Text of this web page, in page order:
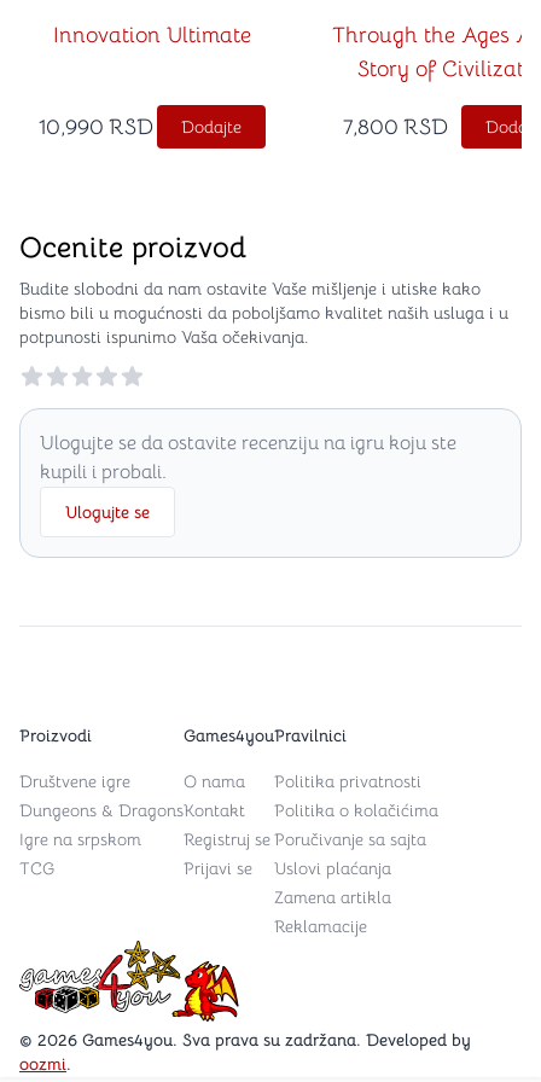
Innovation Ultimate
10,990 RSD Dodajte
Through the Ages A
Story of
7,800 RSD
Ocenite proizvod
Budite slobodni da nam ostavite Vaše mišljenje i utiske kako
bismo bili u mogućnosti da poboljšamo kvalitet naših usluga i u
potpunosti ispunimo Vaša očekivanja.
Reviews
Ulogujte se da ostavite recenziju na igru koju ste
kupili i probali.
Ulogujte se
Games4you logo
© 2026 Games4you. Sva prava su zadržana. Developed by
oozmi.
Proizvodi
Društvene igre
Dungeons & Dragons
Igre na srpskom
TCG
Games4you
O nama
Kontakt
Registruj se
Prijavi se
Pravilnici
Politika privatnosti
Politika o kolačićima
Poručivanje sa sajta
Uslovi plaćanja
Zamena artikla
Reklamacije